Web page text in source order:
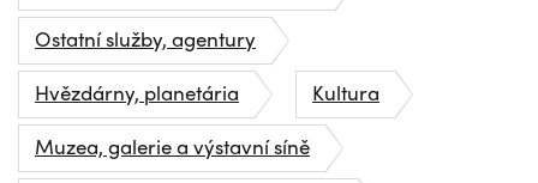
Ostatní služby, agentury
Hvězdárny, planetária
Kultura
Muzea, galerie a výstavní síně